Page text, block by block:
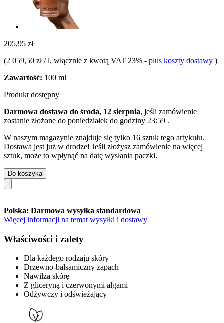
205,95 zł
(2 059,50 zł / l, włącznie z kwotą VAT 23% - plus koszty dostawy )
Zawartość: 100 ml
Produkt dostępny
Darmowa dostawa do środa, 12 sierpnia, jeśli zamówienie
zostanie złożone do poniedziałek do godziny 23:59 .
W naszym magazynie znajduje się tylko 16 sztuk tego artykułu.
Dostawa jest już w drodze! Jeśli złożysz zamówienie na więcej
sztuk, może to wpłynąć na datę wysłania paczki.
Do koszyka
Polska: Darmowa wysyłka standardowa
Więcej informacji na temat wysyłki i dostawy
Właściwości i zalety
Dla każdego rodzaju skóry
Drzewno-balsamiczny zapach
Nawilża skórę
Z gliceryną i czerwonymi algami
Odżywczy i odświeżający